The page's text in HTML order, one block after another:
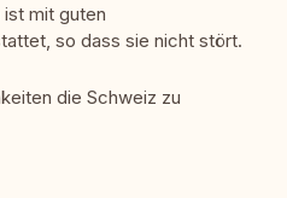
ist mit guten
so dass sie nicht stört.
die Schweiz zu